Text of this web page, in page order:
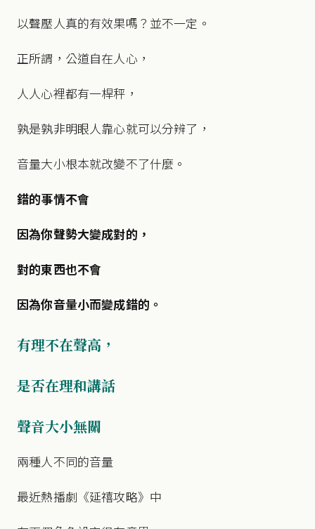
以聲壓人真的有效果嗎？並不一定。
正所謂，公道自在人心，
人人心裡都有一桿秤，
孰是孰非明眼人靠心就可以分辨了，
音量大小根本就改變不了什麼。
錯的事情不會
因為你聲勢大變成對的，
對的東西也不會
因為你音量小而變成錯的。
有理不在聲高，
是否在理和講話
聲音大小無關
兩種人不同的音量
最近熱播劇《延禧攻略》中